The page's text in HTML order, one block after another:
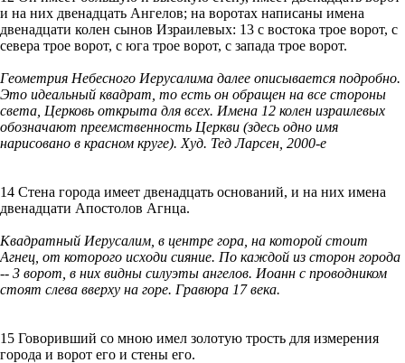
и на них двенадцать Ангелов; на воротах написаны имена
двенадцати колен сынов Израилевых: 13 с востока трое ворот, с
севера трое ворот, с юга трое ворот, с запада трое ворот.
Геометрия Небесного Иерусалима далее описывается подробно.
Это идеальный квадрат, то есть он обращен на все стороны
света, Церковь открыта для всех. Имена 12 колен израилевых
обозначают преемственность Церкви (здесь одно имя
нарисовано в красном круге). Худ. Тед Ларсен, 2000-е
14 Стена города имеет двенадцать оснований, и на них имена
двенадцати Апостолов Агнца.
Квадратный Иерусалим, в центре гора, на которой стоит
Агнец, от которого исходи сияние. По каждой из сторон города
-- 3 ворот, в них видны силуэты ангелов. Иоанн с проводником
стоят слева вверху на горе. Гравюра 17 века.
15 Говоривший со мною имел золотую трость для измерения
города и ворот его и стены его.